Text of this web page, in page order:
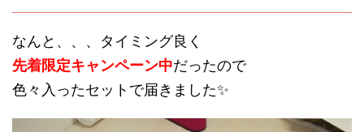
なんと、、、タイミング良く
先着限定キャンペーン中だったので
色々入ったセットで届きました✨